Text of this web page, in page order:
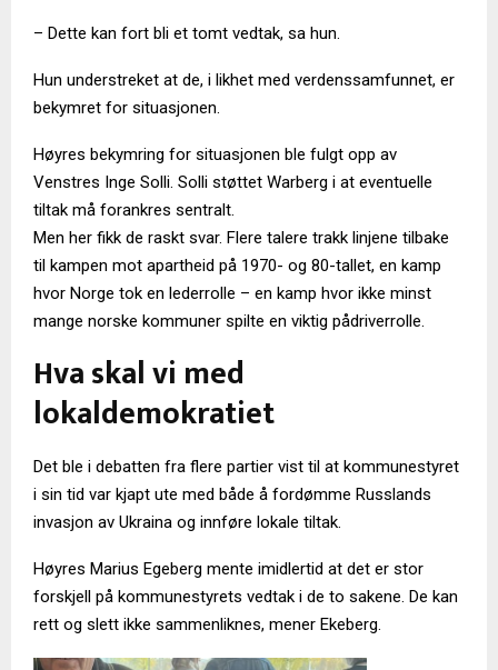
– Dette kan fort bli et tomt vedtak, sa hun.
Hun understreket at de, i likhet med verdenssamfunnet, er
bekymret for situasjonen.
Høyres bekymring for situasjonen ble fulgt opp av
Venstres Inge Solli. Solli støttet Warberg i at eventuelle
tiltak må forankres sentralt.
Men her fikk de raskt svar. Flere talere trakk linjene tilbake
til kampen mot apartheid på 1970- og 80-tallet, en kamp
hvor Norge tok en lederrolle – en kamp hvor ikke minst
mange norske kommuner spilte en viktig pådriverrolle.
Hva skal vi med
lokaldemokratiet
Det ble i debatten fra flere partier vist til at kommunestyret
i sin tid var kjapt ute med både å fordømme Russlands
invasjon av Ukraina og innføre lokale tiltak.
Høyres Marius Egeberg mente imidlertid at det er stor
forskjell på kommunestyrets vedtak i de to sakene. De kan
rett og slett ikke sammenliknes, mener Ekeberg.